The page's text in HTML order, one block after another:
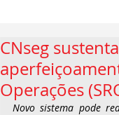
CNseg
Operações
Novo sistema pode